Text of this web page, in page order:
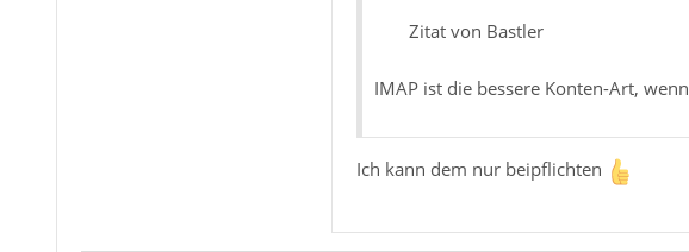
Zitat von Bastler
IMAP ist die bessere Konten-Art,
Ich kann dem nur beipflichten